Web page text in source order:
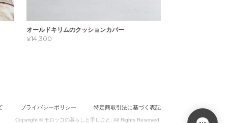
オールドキリムのクッションカバー
¥14,300
プライバシーポリシー 特定商取引法に基づく表記
Copyright © モロッコの暮らしと手しごと. All Rights Reserved.